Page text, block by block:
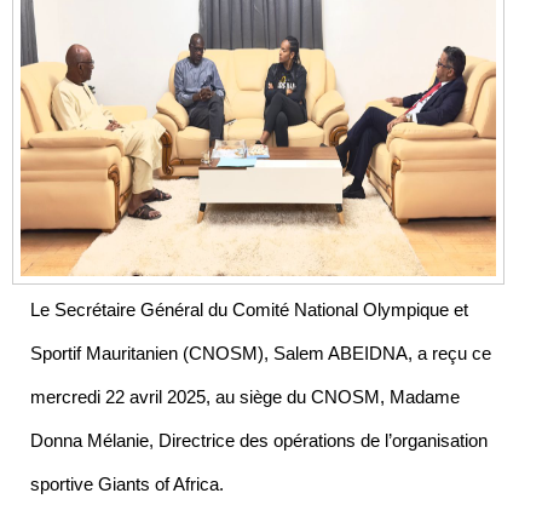
Le Secrétaire Général du Comité National Olympique et
Sportif Mauritanien (CNOSM), Salem ABEIDNA, a reçu ce
mercredi 22 avril 2025, au siège du CNOSM, Madame
Donna Mélanie, Directrice des opérations de l’organisation
sportive Giants of Africa.